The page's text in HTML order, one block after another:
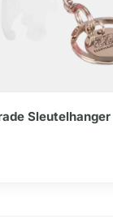
Sleutelhanger